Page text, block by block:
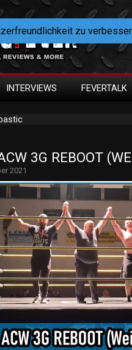
INTERVIEWS FEVERTALK
3G REBOOT
2021
zu